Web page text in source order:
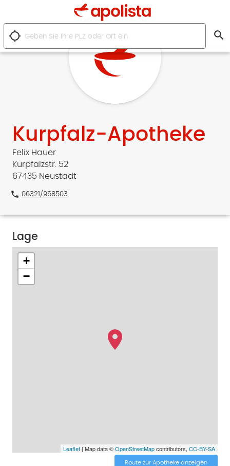
location_searching search
Kurpfalz-Apotheke
Felix Hauer
Kurpfalzstr. 52
67435 Neustadt
phone 06321/968503
Lage
+
−
Leaflet| Map data ©OpenStreetMapcontributors, CC-BY-SA
Route zur Apotheke anzeigen